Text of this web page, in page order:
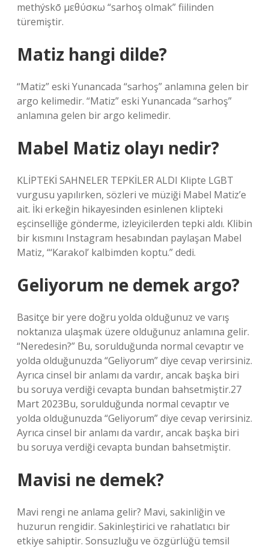
methýskō μεθύσκω “sarhoş olmak” fiilinden
türemiştir.
Matiz hangi dilde?
“Matiz” eski Yunancada “sarhoş” anlamına gelen bir
argo kelimedir. “Matiz” eski Yunancada “sarhoş”
anlamına gelen bir argo kelimedir.
Mabel Matiz olayı nedir?
KLİPTEKİ SAHNELER TEPKİLER ALDI Klipte LGBT
vurgusu yapılırken, sözleri ve müziği Mabel Matiz’e
ait. İki erkeğin hikayesinden esinlenen klipteki
eşcinselliğe gönderme, izleyicilerden tepki aldı. Klibin
bir kısmını Instagram hesabından paylaşan Mabel
Matiz, “‘Karakol’ kalbimden koptu.” dedi.
Geliyorum ne demek argo?
Basitçe bir yere doğru yolda olduğunuz ve varış
noktanıza ulaşmak üzere olduğunuz anlamına gelir.
“Neredesin?” Bu, sorulduğunda normal cevaptır ve
yolda olduğunuzda “Geliyorum” diye cevap verirsiniz.
Ayrıca cinsel bir anlamı da vardır, ancak başka biri
bu soruya verdiği cevapta bundan bahsetmiştir.27
Mart 2023Bu, sorulduğunda normal cevaptır ve
yolda olduğunuzda “Geliyorum” diye cevap verirsiniz.
Ayrıca cinsel bir anlamı da vardır, ancak başka biri
bu soruya verdiği cevapta bundan bahsetmiştir.
Mavisi ne demek?
Mavi rengi ne anlama gelir? Mavi, sakinliğin ve
huzurun rengidir. Sakinleştirici ve rahatlatıcı bir
etkiye sahiptir. Sonsuzluğu ve özgürlüğü temsil